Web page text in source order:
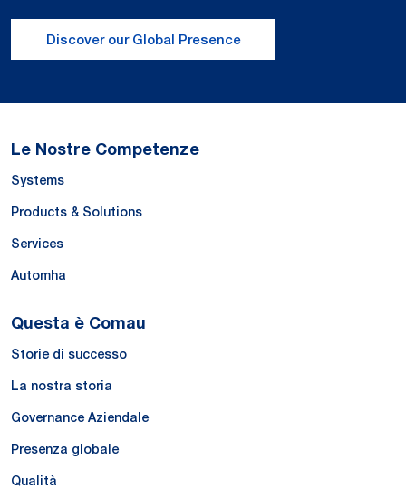
Discover our Global Presence
Le Nostre Competenze
Systems
Products & Solutions
Services
Automha
Questa è Comau
Storie di successo
La nostra storia
Governance Aziendale
Presenza globale
Qualità